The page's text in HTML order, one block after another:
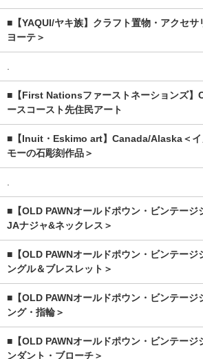
■【YAQUI/ヤキ族】クラフト置物・アクセサ
ヨーテ＞
■【First Nationsファーストネーションズ】
ースコースト先住民アート
■【Inuit・Eskimo art】Canada/Alaska＜イ
モーの石彫刻作品＞
■【OLD PAWNオールドポウン・ビンテージ
JAナジャ&ネックレス＞
■【OLD PAWNオールドポウン・ビンテージ
ングル＆ブレスレット＞
■【OLD PAWNオールドポウン・ビンテージ
ング・指輪＞
■【OLD PAWNオールドポウン・ビンテージ
ンダント・ブローチ＞